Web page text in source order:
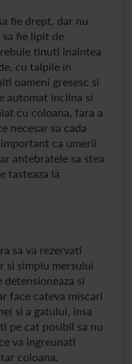
fie drept, dar nu
fie lipit de
tinuti inaintea
cu talpile in
oameni gresesc si
automat inclina si
cu coloana, fara a
necesar sa cada
ca umerii
antebratele sa stea
tasteaza la
sa va rezervati
si simplu mersului
si
face cateva miscari
si a gatului, insa
pe cat posibil sa nu
va ingreunati
coloana.